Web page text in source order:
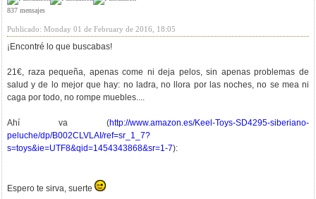
837 mensajes
Publicado: Monday 01 de February de 2016, 18:05
¡Encontré lo que buscabas!
21€, raza pequeña, apenas come ni deja pelos, sin apenas problemas de
salud y de lo mejor que hay: no ladra, no llora por las noches, no se mea ni
caga por todo, no rompe muebles....
Ahí va (http://www.amazon.es/Keel-Toys-SD4295-siberiano-
peluche/dp/B002CLVLAI/ref=sr_1_7?
s=toys&ie=UTF8&qid=1454343868&sr=1-7):
Espero te sirva, suerte